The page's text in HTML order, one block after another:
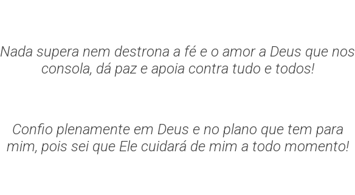
Nada supera nem destrona a fé e o amor a Deus que nos
consola, dá paz e apoia contra tudo e todos!
Confio plenamente em Deus e no plano que tem para
mim, pois sei que Ele cuidará de mim a todo momento!